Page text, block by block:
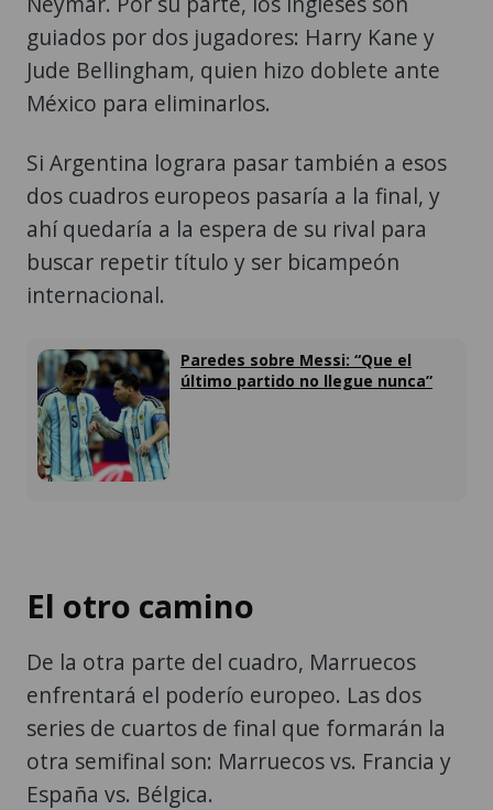
guiados por dos jugadores: Harry Kane y
Jude Bellingham, quien hizo doblete ante
México para eliminarlos.
Si Argentina lograra pasar también a esos
dos cuadros europeos pasaría a la final, y
ahí quedaría a la espera de su rival para
buscar repetir título y ser bicampeón
internacional.
Paredes sobre Messi: “Que el
último partido no llegue nunca”
El otro camino
De la otra parte del cuadro, Marruecos
enfrentará el poderío europeo. Las dos
series de cuartos de final que formarán la
otra semifinal son: Marruecos vs. Francia y
España vs. Bélgica.